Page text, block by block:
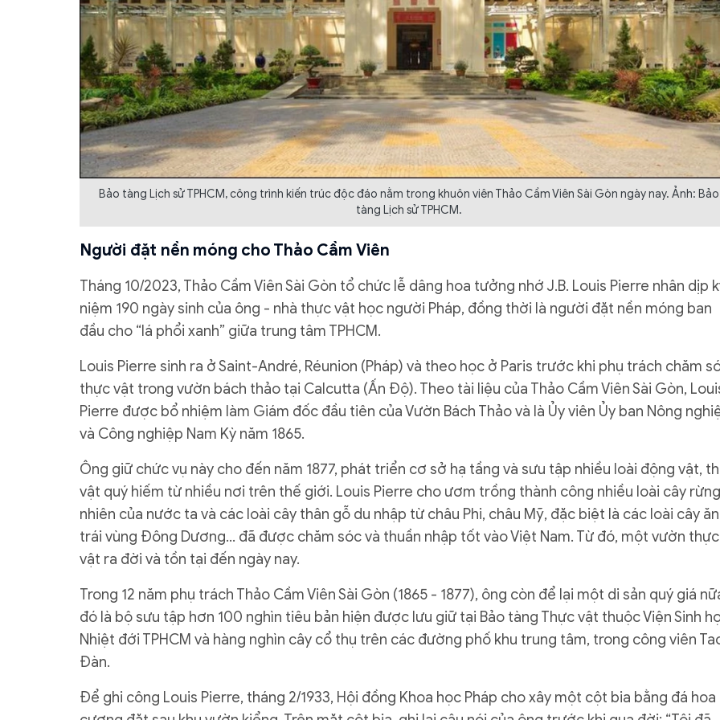
Bảo tàng Lịch sử TPHCM, công trình kiến trúc độc đáo nằm trong khuôn viên Thảo Cầm Viên Sài Gòn ngày nay. Ảnh: Bảo
tàng Lịch sử TPHCM.
Người đặt nền móng cho Thảo Cầm Viên
Tháng 10/2023, Thảo Cầm Viên Sài Gòn tổ chức lễ dâng hoa tưởng nhớ J.B. Louis Pierre nhân dịp
niệm 190 ngày sinh của ông - nhà thực vật học người Pháp, đồng thời là người đặt nền móng ban
đầu cho “lá phổi xanh” giữa trung tâm TPHCM.
Louis Pierre sinh ra ở Saint-André, Réunion (Pháp) và theo học ở Paris trước khi phụ trách chăm
thực vật trong vườn bách thảo tại Calcutta (Ấn Độ). Theo tài liệu của Thảo Cầm Viên Sài Gòn,
Pierre được bổ nhiệm làm Giám đốc đầu tiên của Vườn Bách Thảo và là Ủy viên Ủy ban Nông
và Công nghiệp Nam Kỳ năm 1865.
Ông giữ chức vụ này cho đến năm 1877, phát triển cơ sở hạ tầng và sưu tập nhiều loài động vật,
vật quý hiếm từ nhiều nơi trên thế giới. Louis Pierre cho ươm trồng thành công nhiều loài cây
nhiên của nước ta và các loài cây thân gỗ du nhập từ châu Phi, châu Mỹ, đặc biệt là các loài cây ăn
trái vùng Đông Dương... đã được chăm sóc và thuần nhập tốt vào Việt Nam. Từ đó, một vườn thực
vật ra đời và tồn tại đến ngày nay.
Trong 12 năm phụ trách Thảo Cầm Viên Sài Gòn (1865 - 1877), ông còn để lại một di sản quý giá
đó là bộ sưu tập hơn 100 nghìn tiêu bản hiện được lưu giữ tại Bảo tàng Thực vật thuộc Viện Sinh
Nhiệt đới TPHCM và hàng nghìn cây cổ thụ trên các đường phố khu trung tâm, trong công viên
Đàn.
Để ghi công Louis Pierre, tháng 2/1933, Hội đồng Khoa học Pháp cho xây một cột bia bằng đá hoa